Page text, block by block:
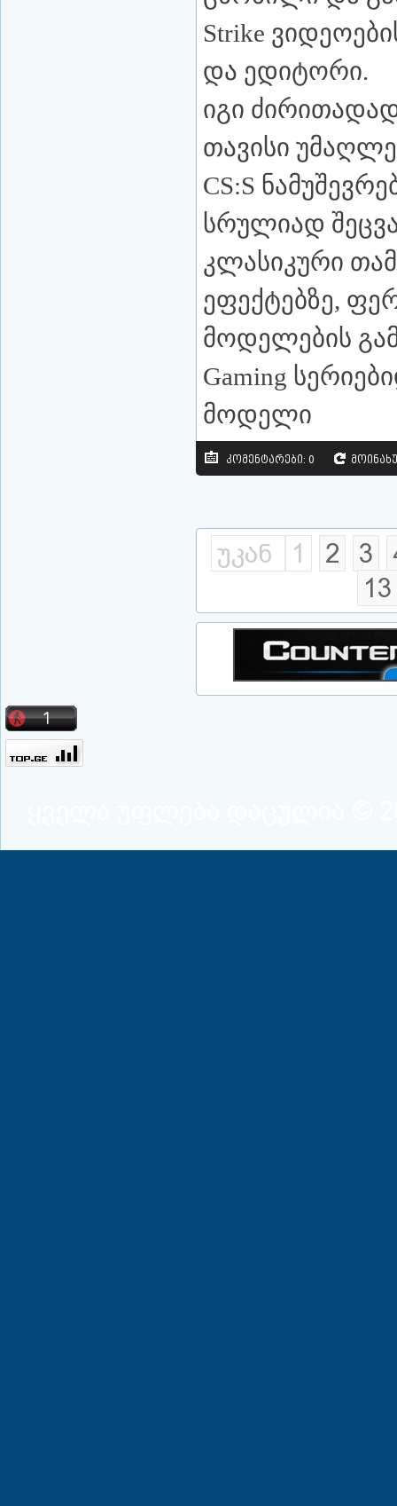
Strike
და ედიტორი.
იგი
თავისი
CS:S
სრულიად
კლასიკური
ეფექტებზე,
მოდელების
Gaming
მოდელი
კომენტარები: 0
უკან 1 2 3
13